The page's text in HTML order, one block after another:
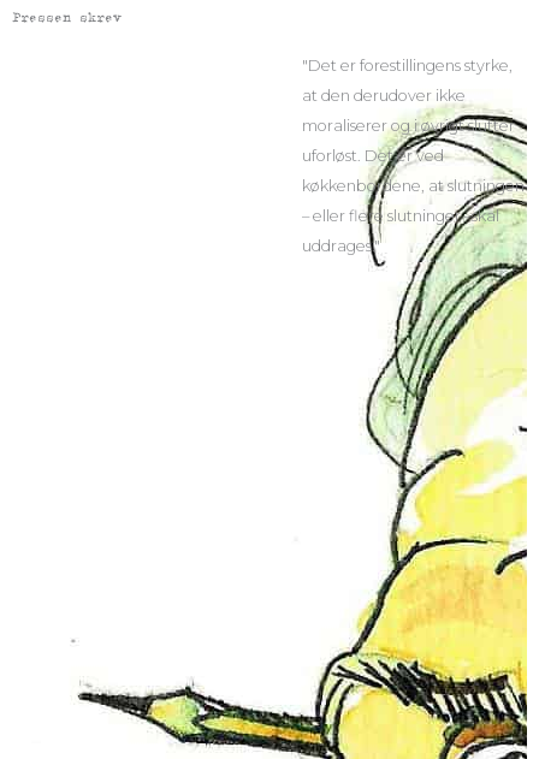
Pressen skrev
"Det er forestillingens styrke,
at den derudover ikke
moraliserer og i øvrigt slutter
uforløst. Det er ved
køkkenbordene, at slutningen
– eller flere slutninger –skal
uddrages."